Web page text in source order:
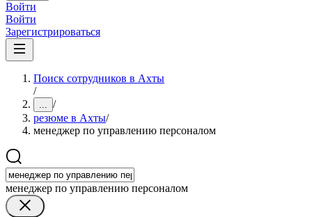
Войти
Войти
Зарегистрироваться
Поиск сотрудников в Ахты
/
... /
резюме в Ахты/
менеджер по управлению персоналом
менеджер по управлению персоналом